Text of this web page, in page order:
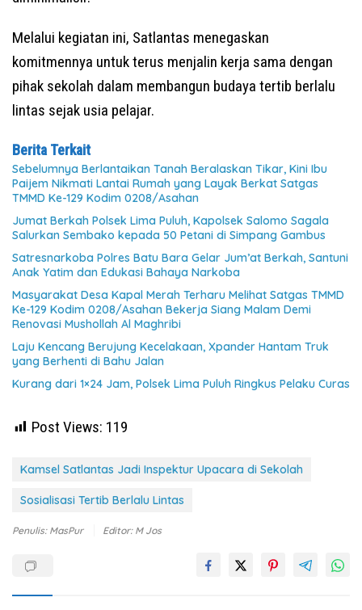
Melalui kegiatan ini, Satlantas menegaskan
komitmennya untuk terus menjalin kerja sama dengan
pihak sekolah dalam membangun budaya tertib berlalu
lintas sejak usia pelajar.
Berita Terkait
Sebelumnya Berlantaikan Tanah Beralaskan Tikar, Kini Ibu
Paijem Nikmati Lantai Rumah yang Layak Berkat Satgas
TMMD Ke-129 Kodim 0208/Asahan
Jumat Berkah Polsek Lima Puluh, Kapolsek Salomo Sagala
Salurkan Sembako kepada 50 Petani di Simpang Gambus
Satresnarkoba Polres Batu Bara Gelar Jum’at Berkah, Santuni
Anak Yatim dan Edukasi Bahaya Narkoba
Masyarakat Desa Kapal Merah Terharu Melihat Satgas TMMD
Ke-129 Kodim 0208/Asahan Bekerja Siang Malam Demi
Renovasi Mushollah Al Maghribi
Laju Kencang Berujung Kecelakaan, Xpander Hantam Truk
yang Berhenti di Bahu Jalan
Kurang dari 1×24 Jam, Polsek Lima Puluh Ringkus Pelaku Curas
Post Views: 119
Kamsel Satlantas Jadi Inspektur Upacara di Sekolah
Sosialisasi Tertib Berlalu Lintas
Penulis: MasPur Editor: M Jos